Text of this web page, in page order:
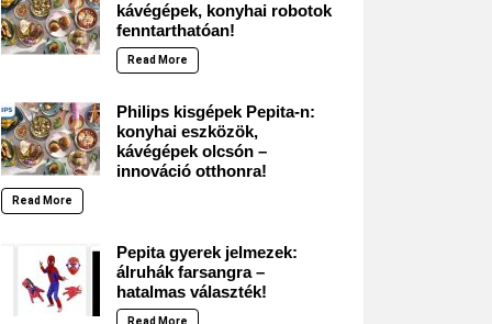
kávégépek, konyhai robotok
fenntarthatóan!
Read More
Philips kisgépek Pepita-n:
konyhai eszközök,
kávégépek olcsón –
innováció otthonra!
Read More
Pepita gyerek jelmezek:
álruhák farsangra –
hatalmas választék!
Read More